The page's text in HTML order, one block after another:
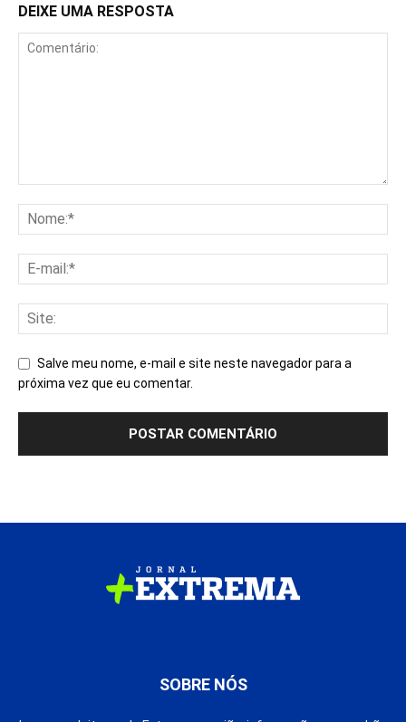
DEIXE UMA RESPOSTA
Salve meu nome, e-mail e site neste navegador para a
próxima vez que eu comentar.
SOBRE NÓS